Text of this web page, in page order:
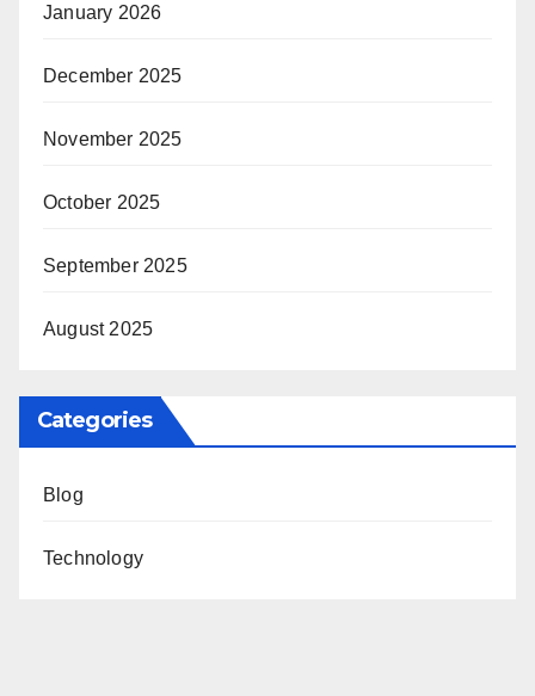
January 2026
December 2025
November 2025
October 2025
September 2025
August 2025
Categories
Blog
Technology